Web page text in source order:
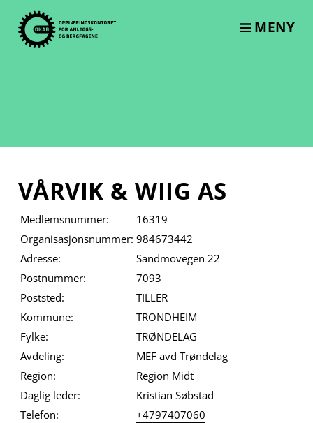
content
MENY
VÅRVIK & WIIG AS
Medlemsnummer:
16319
Organisasjonsnummer: 984673442
Adresse:
Sandmovegen 22
Postnummer:
7093
Poststed:
TILLER
Kommune:
TRONDHEIM
Fylke:
TRØNDELAG
Avdeling:
MEF avd Trøndelag
Region:
Region Midt
Daglig leder:
Kristian Søbstad
Telefon:
+4797407060